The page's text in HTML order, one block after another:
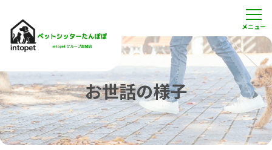
お世話の様子